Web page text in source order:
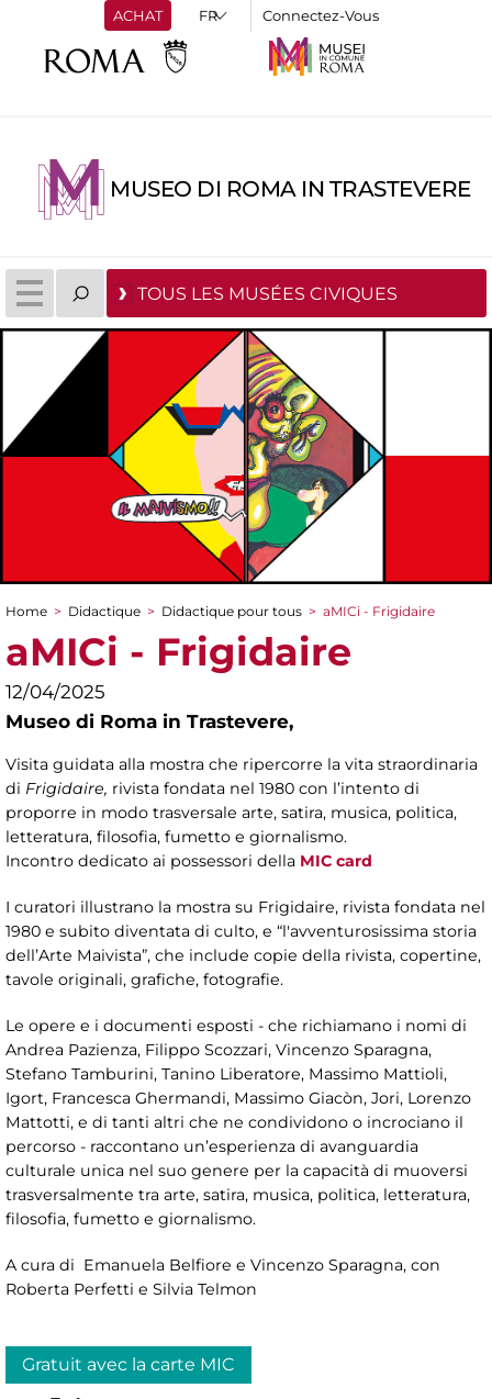
ACHAT Connectez-Vous
MUSEO DI ROMA IN TRASTEVERE
TOUS LES MUSÉES CIVIQUES
You are here
Home > Didactique > Didactique pour tous > aMICi - Frigidaire
aMICi - Frigidaire
12/04/2025
Museo di Roma in Trastevere,
Visita guidata alla mostra che ripercorre la vita straordinaria
di Frigidaire, rivista fondata nel 1980 con l’intento di
proporre in modo trasversale arte, satira, musica, politica,
letteratura, filosofia, fumetto e giornalismo.
Incontro dedicato ai possessori della MIC card
I curatori illustrano la mostra su Frigidaire, rivista fondata nel
1980 e subito diventata di culto, e “l'avventurosissima storia
dell’Arte Maivista”, che include copie della rivista, copertine,
tavole originali, grafiche, fotografie.
Le opere e i documenti esposti - che richiamano i nomi di
Andrea Pazienza, Filippo Scozzari, Vincenzo Sparagna,
Stefano Tamburini, Tanino Liberatore, Massimo Mattioli,
Igort, Francesca Ghermandi, Massimo Giacòn, Jori, Lorenzo
Mattotti, e di tanti altri che ne condividono o incrociano il
percorso - raccontano un’esperienza di avanguardia
culturale unica nel suo genere per la capacità di muoversi
trasversalmente tra arte, satira, musica, politica, letteratura,
filosofia, fumetto e giornalismo.
A cura di Emanuela Belfiore e Vincenzo Sparagna, con
Roberta Perfetti e Silvia Telmon
Gratuit avec la carte MIC